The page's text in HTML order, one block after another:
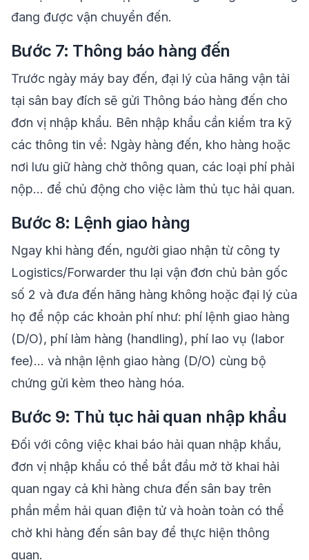
đang được vận chuyển đến.
Bước 7: Thông báo hàng đến
Trước ngày máy bay đến, đại lý của hãng vận tải
tại sân bay đích sẽ gửi Thông báo hàng đến cho
đơn vị nhập khẩu. Bên nhập khẩu cần kiểm tra kỹ
các thông tin về: Ngày hàng đến, kho hàng hoặc
nơi lưu giữ hàng chờ thông quan, các loại phí phải
nộp… để chủ động cho việc làm thủ tục hải quan.
Bước 8: Lệnh giao hàng
Ngay khi hàng đến, người giao nhận từ công ty
Logistics/Forwarder thu lại vận đơn chủ bản gốc
số 2 và đưa đến hãng hàng không hoặc đại lý của
họ để nộp các khoản phí như: phí lệnh giao hàng
(D/O), phí làm hàng (handling), phí lao vụ (labor
fee)… và nhận lệnh giao hàng (D/O) cùng bộ
chứng gửi kèm theo hàng hóa.
Bước 9: Thủ tục hải quan nhập khẩu
Đối với công việc khai báo hải quan nhập khẩu,
đơn vị nhập khẩu có thể bắt đầu mở tờ khai hải
quan ngay cả khi hàng chưa đến sân bay trên
phần mềm hải quan điện tử và hoàn toàn có thể
chờ khi hàng đến sân bay để thực hiện thông
quan.